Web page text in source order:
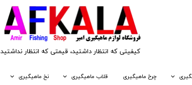
کیفیتی که انتظار داشتید، قیمتی که انتظار نداشتید​​​​​​​
چرخ ماهیگیری قلاب ماهیگیری نخ ماهیگیری